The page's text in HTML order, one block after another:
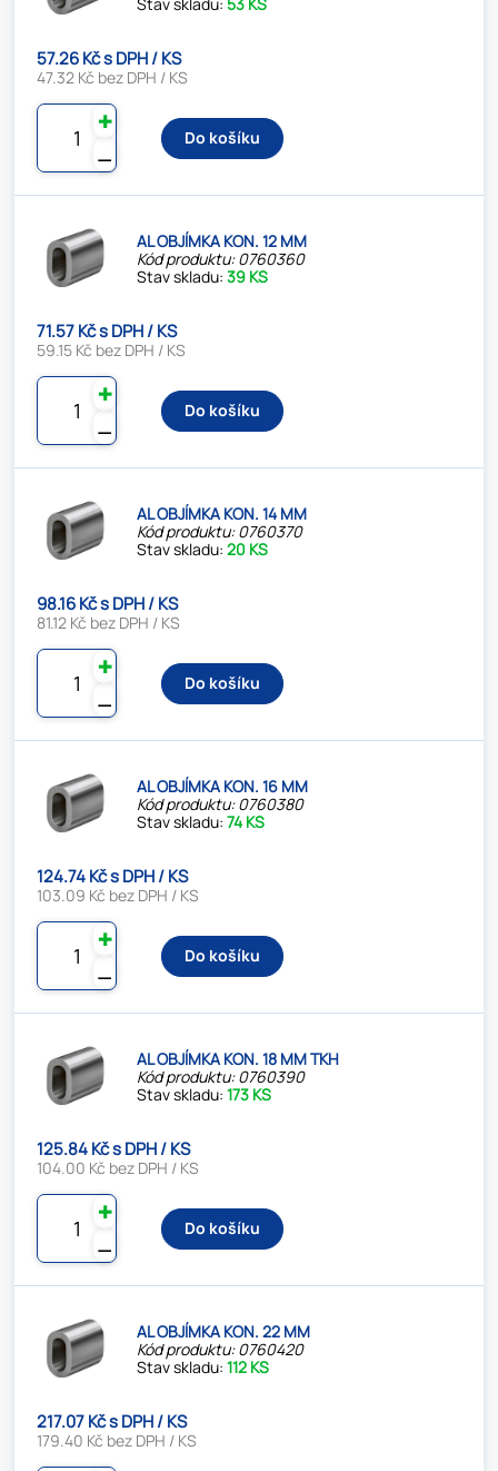
57.26 Kč s DPH / KS
47.32 Kč bez DPH / KS
⚊
✚
Do košíku
AL OBJÍMKA KON. 12 MM
Kód produktu: 0760360
Stav skladu:39 KS
71.57 Kč s DPH / KS
59.15 Kč bez DPH / KS
⚊
✚
Do košíku
AL OBJÍMKA KON. 14 MM
Kód produktu: 0760370
Stav skladu:20 KS
98.16 Kč s DPH / KS
81.12 Kč bez DPH / KS
⚊
✚
Do košíku
AL OBJÍMKA KON. 16 MM
Kód produktu: 0760380
Stav skladu:74 KS
124.74 Kč s DPH / KS
103.09 Kč bez DPH / KS
⚊
✚
Do košíku
AL OBJÍMKA KON. 18 MM TKH
Kód produktu: 0760390
Stav skladu:173 KS
125.84 Kč s DPH / KS
104.00 Kč bez DPH / KS
⚊
✚
Do košíku
AL OBJÍMKA KON. 22 MM
Kód produktu: 0760420
Stav skladu:112 KS
217.07 Kč s DPH / KS
179.40 Kč bez DPH / KS